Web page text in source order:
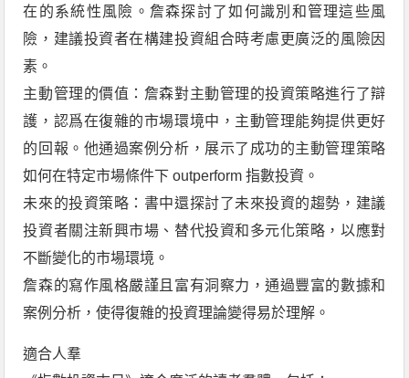
在的系統性風險。詹森探討了如何識別和管理這些風
險，建議投資者在構建投資組合時考慮更廣泛的風險因
素。
主動管理的價值：詹森對主動管理的投資策略進行了辯
護，認爲在復雜的市場環境中，主動管理能夠提供更好
的回報。他通過案例分析，展示了成功的主動管理策略
如何在特定市場條件下 outperform 指數投資。
未來的投資策略：書中還探討了未來投資的趨勢，建議
投資者關注新興市場、替代投資和多元化策略，以應對
不斷變化的市場環境。
詹森的寫作風格嚴謹且富有洞察力，通過豐富的數據和
案例分析，使得復雜的投資理論變得易於理解。
適合人羣